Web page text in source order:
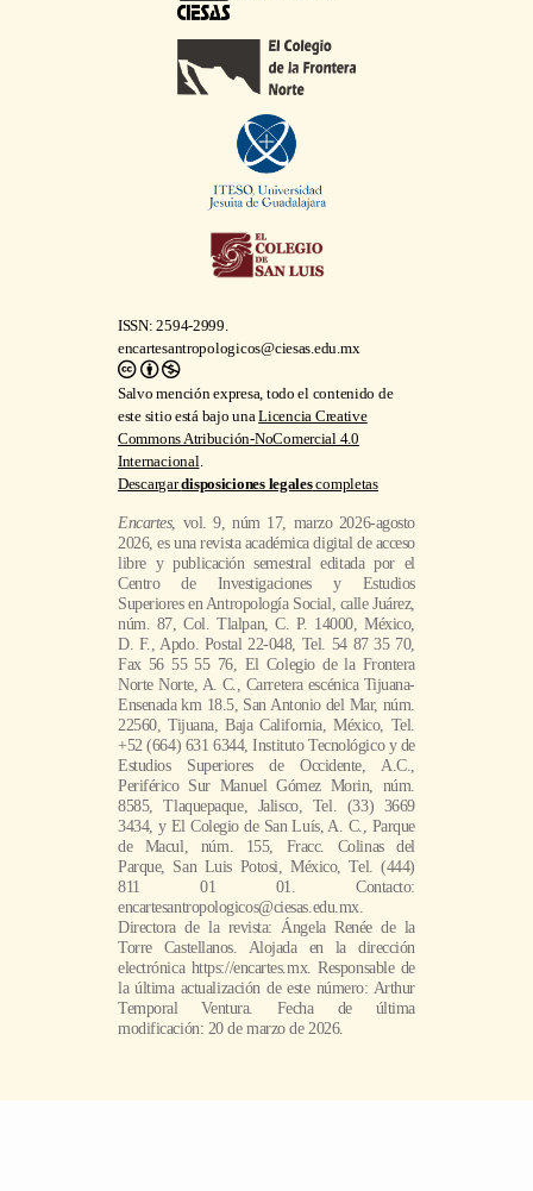
ISSN: 2594-2999.
encartesantropologicos@ciesas.edu.mx
Salvo mención expresa, todo el contenido de
este sitio está bajo unaLicencia Creative
Commons Atribución-NoComercial 4.0
Internacional.
Descargardisposiciones legalescompletas
Encartes, vol. 9, núm 17, marzo 2026-agosto
2026, es una revista académica digital de acceso
libre y publicación semestral editada por el
Centro de Investigaciones y Estudios
Superiores en Antropología Social, calle Juárez,
núm. 87, Col. Tlalpan, C. P. 14000, México,
D. F., Apdo. Postal 22-048, Tel. 54 87 35 70,
Fax 56 55 55 76, El Colegio de la Frontera
Norte Norte, A. C., Carretera escénica Tijuana-
Ensenada km 18.5, San Antonio del Mar, núm.
22560, Tijuana, Baja California, México, Tel.
+52 (664) 631 6344, Instituto Tecnológico y de
Estudios Superiores de Occidente, A.C.,
Periférico Sur Manuel Gómez Morin, núm.
8585, Tlaquepaque, Jalisco, Tel. (33) 3669
3434, y El Colegio de San Luís, A. C., Parque
de Macul, núm. 155, Fracc. Colinas del
Parque, San Luis Potosi, México, Tel. (444)
811 01 01. Contacto:
encartesantropologicos@ciesas.edu.mx.
Directora de la revista: Ángela Renée de la
Torre Castellanos. Alojada en la dirección
electrónica https://encartes.mx. Responsable de
la última actualización de este número: Arthur
Temporal Ventura. Fecha de última
modificación: 20 de marzo de 2026.